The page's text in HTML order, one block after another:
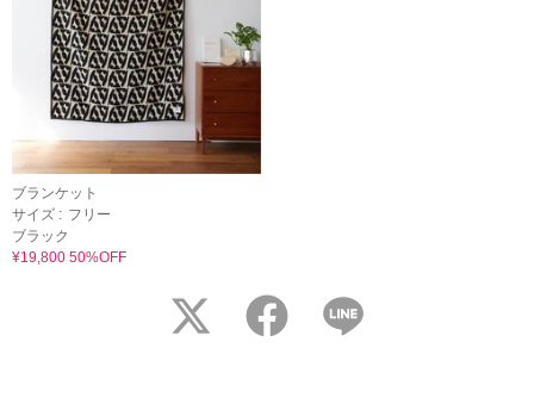
ブランケット
サイズ : フリー
ブラック
¥19,800 50%OFF
twitter facebook